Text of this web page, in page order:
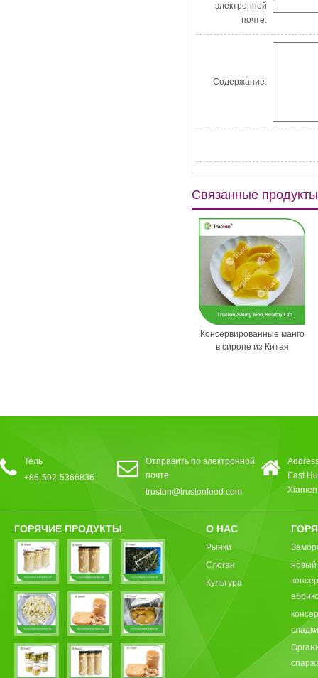
электронной
почте:
Содержание:
Связанные продукты
Консервированные манго
в сиропе из Китая
Тель
+86-592-5366836
Отправить по электронной
почте
truston@trustonfood.com
East
ГОРЯЧИЕ ПРОДУКТЫ О НАС
Рынки
Слоган
Культура
новый